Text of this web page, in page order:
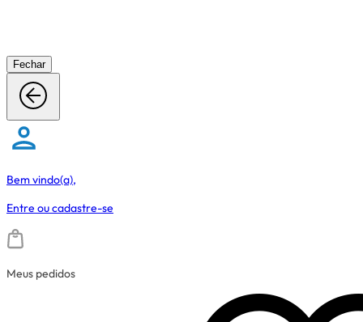
Fechar
Bem vindo(a),
Entre oucadastre-se
Meus pedidos